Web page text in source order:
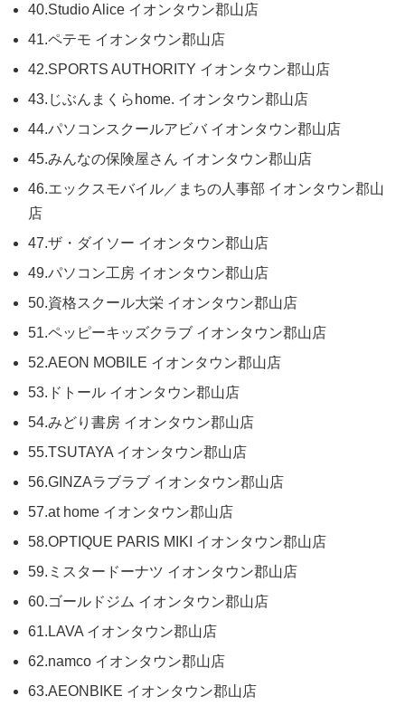
40.Studio Alice イオンタウン郡山店
41.ペテモ イオンタウン郡山店
42.SPORTS AUTHORITY イオンタウン郡山店
43.じぶんまくらhome. イオンタウン郡山店
44.パソコンスクールアビバ イオンタウン郡山店
45.みんなの保険屋さん イオンタウン郡山店
46.エックスモバイル／まちの人事部 イオンタウン郡山
店
47.ザ・ダイソー イオンタウン郡山店
49.パソコン工房 イオンタウン郡山店
50.資格スクール大栄 イオンタウン郡山店
51.ペッピーキッズクラブ イオンタウン郡山店
52.AEON MOBILE イオンタウン郡山店
53.ドトール イオンタウン郡山店
54.みどり書房 イオンタウン郡山店
55.TSUTAYA イオンタウン郡山店
56.GINZAラブラブ イオンタウン郡山店
57.at home イオンタウン郡山店
58.OPTIQUE PARIS MIKI イオンタウン郡山店
59.ミスタードーナツ イオンタウン郡山店
60.ゴールドジム イオンタウン郡山店
61.LAVA イオンタウン郡山店
62.namco イオンタウン郡山店
63.AEONBIKE イオンタウン郡山店